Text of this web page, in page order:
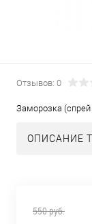
Отзывов: 0
Заморозка
ОПИСАНИЕ
550 руб.